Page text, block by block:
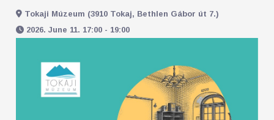
Tokaji Múzeum (3910 Tokaj, Bethlen Gábor út 7.)
2026. June 11. 17:00 - 19:00